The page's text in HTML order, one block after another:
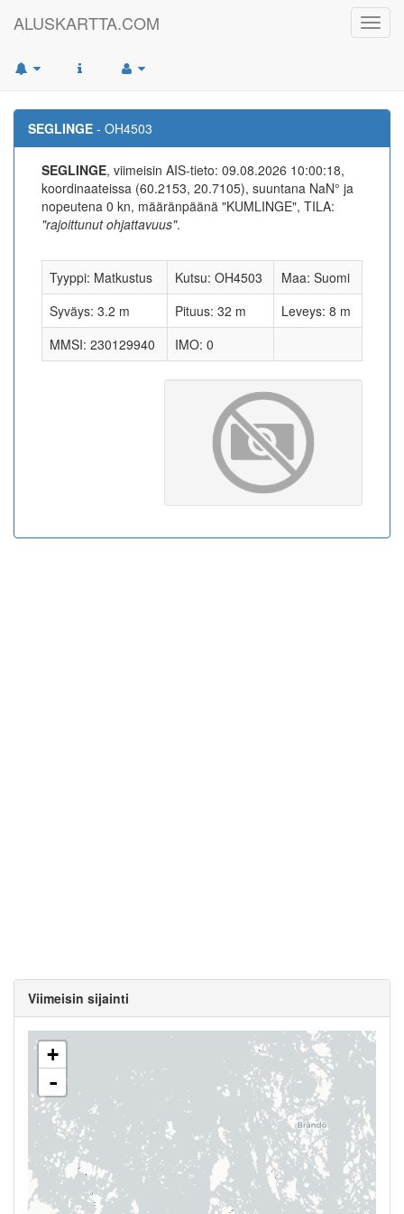
ALUSKARTTA.COM
SEGLINGE - OH4503
SEGLINGE, viimeisin AIS-tieto: 09.08.2026 10:00:18,
koordinaateissa (60.2153, 20.7105), suuntana NaN° ja
nopeutena 0 kn, määränpäänä "KUMLINGE", TILA:
"rajoittunut ohjattavuus".
Tyyppi: Matkustus Kutsu: OH4503
Maa: Suomi
Syväys: 3.2 m
Pituus: 32 m
Leveys: 8 m
MMSI: 230129940
IMO: 0
Viimeisin sijainti
+
-